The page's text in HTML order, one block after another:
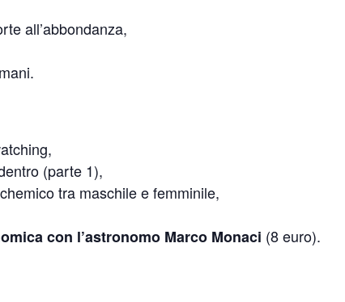
all’abbondanza,
(parte 1),
tra maschile e femminile,
con l’astronomo Marco Monaci (8 euro).